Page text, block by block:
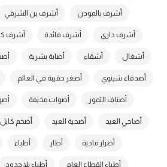
أشرف بالمودن أشرف بن الشرقي
أشرف داري أشرف فائدة أشرف
أشغال أشقاء أصابة بشرية
أصدقاء شينوي أصغر حقيبة في العالم
أصناف التمور أصوات مخيفة
أضاحي العيد أضحية العيد أضخم
أضرار مادية أطار أطباء
أطباء القطاع العام أطباء بلا حدود